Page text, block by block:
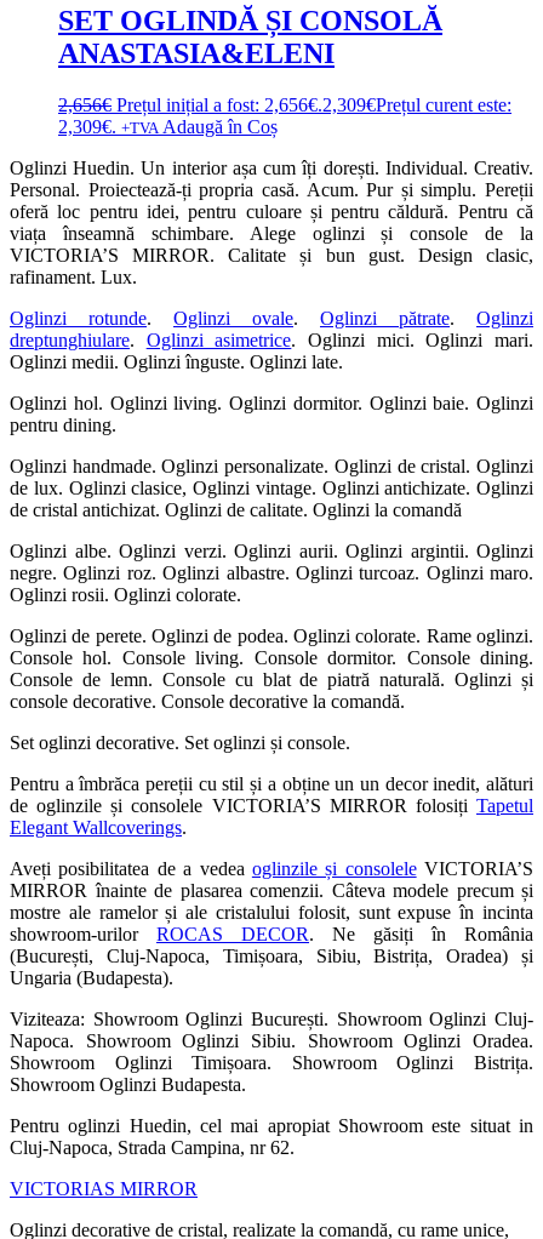
SET OGLINDĂ ȘI CONSOLĂ
ANASTASIA&ELENI
2,656€ Prețul inițial a fost: 2,656€.2,309€Prețul curent este:
2,309€. +TVA Adaugă în Coș
Oglinzi Huedin. Un interior așa cum îți dorești. Individual. Creativ.
Personal. Proiectează-ți propria casă. Acum. Pur și simplu. Pereții
oferă loc pentru idei, pentru culoare și pentru căldură. Pentru că
viața înseamnă schimbare. Alege oglinzi și console de la
VICTORIA’S MIRROR. Calitate și bun gust. Design clasic,
rafinament. Lux.
Oglinzi rotunde. Oglinzi ovale. Oglinzi pătrate. Oglinzi
dreptunghiulare. Oglinzi asimetrice. Oglinzi mici. Oglinzi mari.
Oglinzi medii. Oglinzi înguste. Oglinzi late.
Oglinzi hol. Oglinzi living. Oglinzi dormitor. Oglinzi baie. Oglinzi
pentru dining.
Oglinzi handmade. Oglinzi personalizate. Oglinzi de cristal. Oglinzi
de lux. Oglinzi clasice, Oglinzi vintage. Oglinzi antichizate. Oglinzi
de cristal antichizat. Oglinzi de calitate. Oglinzi la comandă
Oglinzi albe. Oglinzi verzi. Oglinzi aurii. Oglinzi argintii. Oglinzi
negre. Oglinzi roz. Oglinzi albastre. Oglinzi turcoaz. Oglinzi maro.
Oglinzi rosii. Oglinzi colorate.
Oglinzi de perete. Oglinzi de podea. Oglinzi colorate. Rame oglinzi.
Console hol. Console living. Console dormitor. Console dining.
Console de lemn. Console cu blat de piatră naturală. Oglinzi și
console decorative. Console decorative la comandă.
Set oglinzi decorative. Set oglinzi și console.
Pentru a îmbrăca pereții cu stil și a obține un un decor inedit, alături
de oglinzile și consolele VICTORIA’S MIRROR folosiți Tapetul
Elegant Wallcoverings.
Aveți posibilitatea de a vedea oglinzile și consoleleVICTORIA’S
MIRROR înainte de plasarea comenzii. Câteva modele precum și
mostre ale ramelor și ale cristalului folosit, sunt expuse în incinta
showroom-urilor ROCAS DECOR. Ne găsiți în România
(București, Cluj-Napoca, Timișoara, Sibiu, Bistrița, Oradea) și
Ungaria (Budapesta).
Viziteaza: Showroom Oglinzi București. Showroom Oglinzi Cluj-
Napoca. Showroom Oglinzi Sibiu. Showroom Oglinzi Oradea.
Showroom Oglinzi Timișoara. Showroom Oglinzi Bistrița.
Showroom Oglinzi Budapesta.
Pentru oglinzi Huedin, cel mai apropiat Showroom este situat in
Cluj-Napoca, Strada Campina, nr 62.
VICTORIAS MIRROR
Oglinzi decorative de cristal, realizate la comandă, cu rame unice,